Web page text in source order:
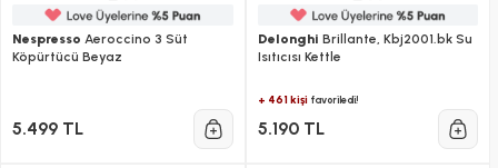
Nespresso Aeroccino 3 Süt
Köpürtücü Beyaz
5.499 TL
Delonghi Brillante, Kbj2001.bk Su
Isıtıcısı Kettle
+ 461 kişifavoriledi!
5.190 TL